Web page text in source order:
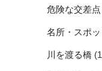
危険な交差点
名所・スポッ
川を渡る橋